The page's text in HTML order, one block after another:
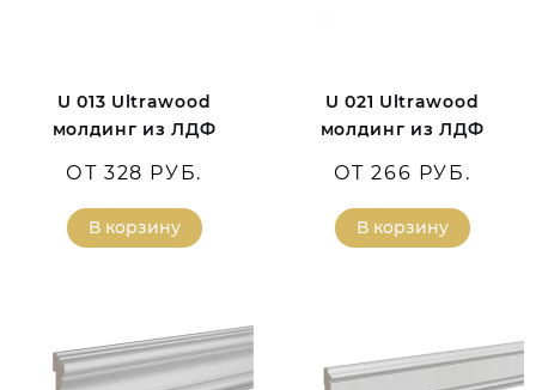
U 013 Ultrawood
молдинг из ЛДФ
ОТ 328 РУБ.
В корзину
U 021 Ultrawood
молдинг из ЛДФ
ОТ 266 РУБ.
В корзину